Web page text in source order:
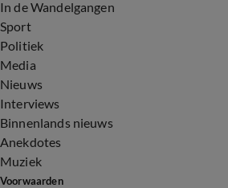
In de Wandelgangen
Sport
Politiek
Media
Nieuws
Interviews
Binnenlands nieuws
Anekdotes
Muziek
Voorwaarden